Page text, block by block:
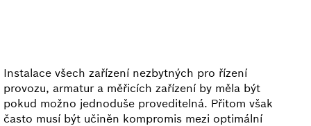
Instalace všech zařízení nezbytných pro řízení
provozu, armatur a měřicích zařízení by měla být
pokud možno jednoduše proveditelná. Přitom však
často musí být učiněn kompromis mezi optimální